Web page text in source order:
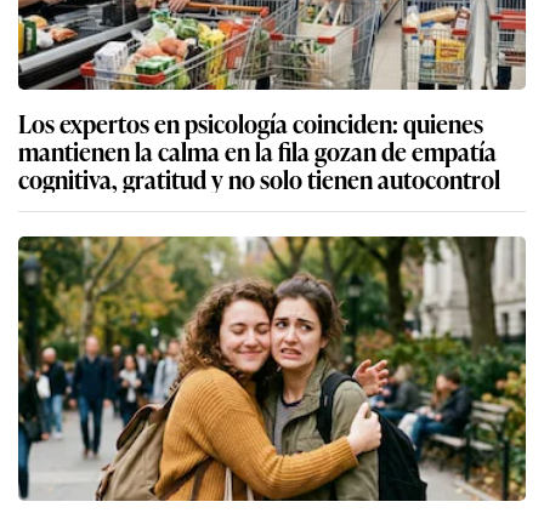
Los expertos en psicología coinciden: quienes
mantienen la calma en la fila gozan de empatía
cognitiva, gratitud y no solo tienen autocontrol